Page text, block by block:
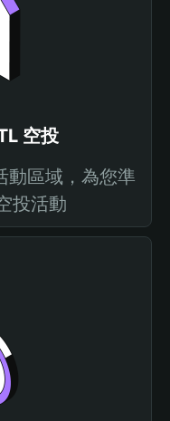
空投
區域，為您準
投活動